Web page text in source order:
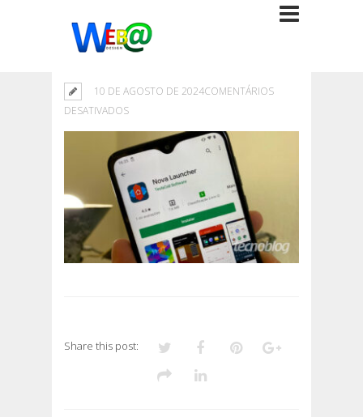
10 DE AGOSTO DE 2024COMENTÁRIOS
DESATIVADOSEM
Share this post: